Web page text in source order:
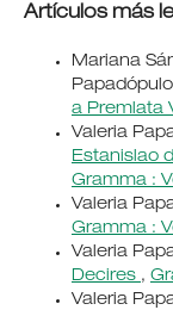
Artículos más
Mariana
a Premlata
Valeria
Estanislao
Gramma :
Valeria
Gramma :
Valeria
Decires ,
Valeria